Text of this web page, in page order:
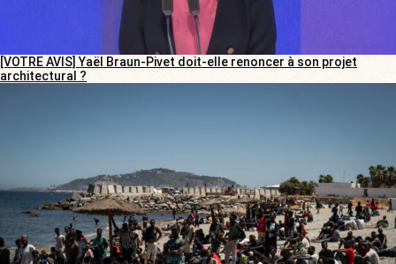
[VOTRE AVIS] Yaël Braun-Pivet doit-elle renoncer à son projet
architectural ?